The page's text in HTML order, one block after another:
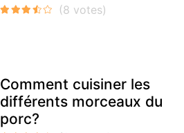
Comment cuisiner les
différents morceaux du
porc?